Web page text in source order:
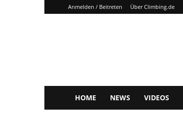
Anmelden / Beitreten Über Climbing.de
HOME NEWS VIDEOS